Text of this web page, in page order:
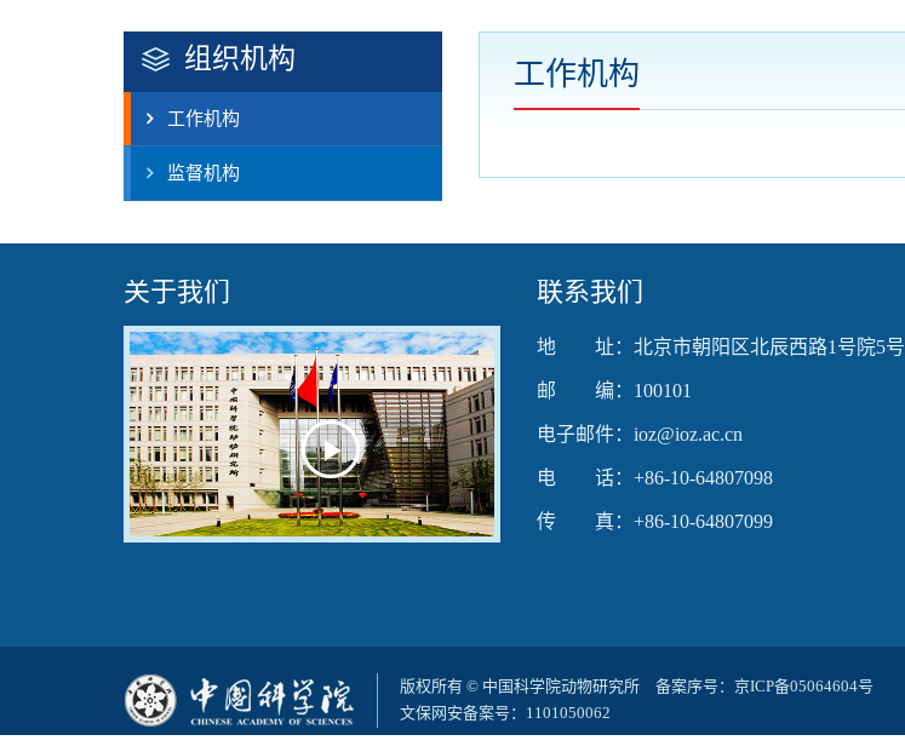
组织机构
工作机构
监督机构
工作机构
关于我们
Play
Video
联系我们
地 址：北京市朝阳区北辰西路1号院5号
邮 编：100101
电子邮件：ioz@ioz.ac.cn
电 话：+86-10-64807098
传 真：+86-10-64807099
版权所有 © 中国科学院动物研究所 备案序号： 京ICP备05064604号
文保网安备案号：1101050062